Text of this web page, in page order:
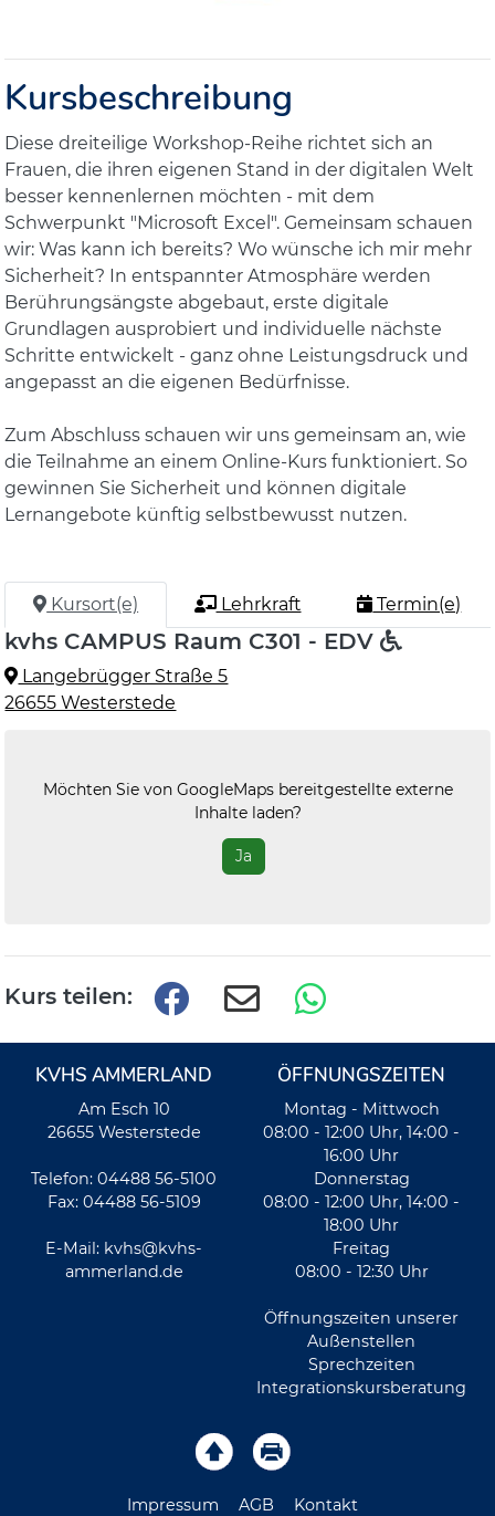
Kursbeschreibung
Diese dreiteilige Workshop-Reihe richtet sich an
Frauen, die ihren eigenen Stand in der digitalen Welt
besser kennenlernen möchten - mit dem
Schwerpunkt "Microsoft Excel". Gemeinsam schauen
wir: Was kann ich bereits? Wo wünsche ich mir mehr
Sicherheit? In entspannter Atmosphäre werden
Berührungsängste abgebaut, erste digitale
Grundlagen ausprobiert und individuelle nächste
Schritte entwickelt - ganz ohne Leistungsdruck und
angepasst an die eigenen Bedürfnisse.
Zum Abschluss schauen wir uns gemeinsam an, wie
die Teilnahme an einem Online-Kurs funktioniert. So
gewinnen Sie Sicherheit und können digitale
Lernangebote künftig selbstbewusst nutzen.
Kursort(e) Lehrkraft Termin(e)
kvhs CAMPUS Raum C301 - EDV
Langebrügger Straße 5
26655 Westerstede
Möchten Sie von GoogleMapsbereitgestellte externe
Inhalte laden?
Ja
Kurs teilen:
KVHS AMMERLAND
Am Esch 10
26655 Westerstede
Telefon: 04488 56-5100
Fax: 04488 56-5109
E-Mail: kvhs@kvhs-
ammerland.de
ÖFFNUNGSZEITEN
Montag - Mittwoch
08:00 - 12:00 Uhr, 14:00 -
16:00 Uhr
Donnerstag
08:00 - 12:00 Uhr, 14:00 -
18:00 Uhr
Freitag
08:00 - 12:30 Uhr
Öffnungszeiten unserer
Außenstellen
Sprechzeiten
Integrationskursberatung
Impressum AGB Kontakt